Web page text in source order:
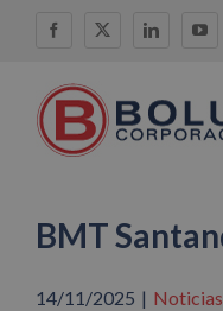
Facebook
X LinkedIn
BMT
14/11/2025 | Noticias